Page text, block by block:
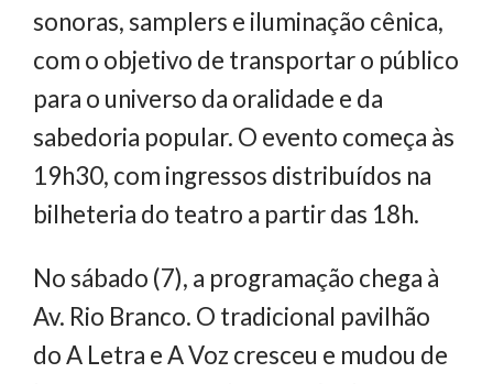
sonoras, samplers e iluminação cênica,
com o objetivo de transportar o público
para o universo da oralidade e da
sabedoria popular. O evento começa às
19h30, com ingressos distribuídos na
bilheteria do teatro a partir das 18h.
No sábado (7), a programação chega à
Av. Rio Branco. O tradicional pavilhão
do A Letra e A Voz cresceu e mudou de